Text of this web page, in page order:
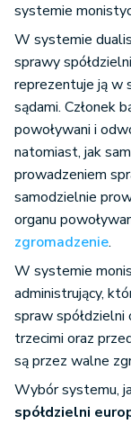
systemie
W systemie
sprawy
reprezentuje ją w
sądami. Członek
powoływani i
natomiast, jak
prowadzeniem
samodzielnie
organu
zgromadzenie.
W systemie
administrujący,
spraw spółdzielni
trzecimi oraz
są przez walne
Wybór systemu,
spółdzielni